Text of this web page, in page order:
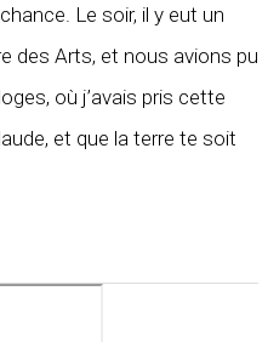
Le soir, il y eut un
des Arts, et nous avions pu
où j’avais pris cette
et que la terre te soit